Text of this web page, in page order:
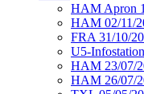
HAM Apron
HAM 02/11/
FRA 31/10/
U5-Infostation
HAM 23/07/
HAM 26/07/